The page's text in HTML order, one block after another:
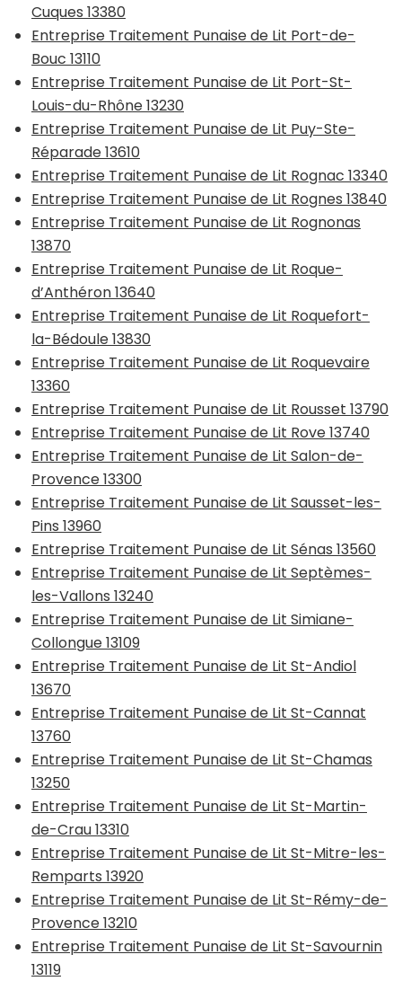
Cuques 13380
Entreprise Traitement Punaise de Lit Port-de-
Bouc 13110
Entreprise Traitement Punaise de Lit Port-St-
Louis-du-Rhône 13230
Entreprise Traitement Punaise de Lit Puy-Ste-
Réparade 13610
Entreprise Traitement Punaise de Lit Rognac 13340
Entreprise Traitement Punaise de Lit Rognes 13840
Entreprise Traitement Punaise de Lit Rognonas
13870
Entreprise Traitement Punaise de Lit Roque-
d’Anthéron 13640
Entreprise Traitement Punaise de Lit Roquefort-
la-Bédoule 13830
Entreprise Traitement Punaise de Lit Roquevaire
13360
Entreprise Traitement Punaise de Lit Rousset 13790
Entreprise Traitement Punaise de Lit Rove 13740
Entreprise Traitement Punaise de Lit Salon-de-
Provence 13300
Entreprise Traitement Punaise de Lit Sausset-les-
Pins 13960
Entreprise Traitement Punaise de Lit Sénas 13560
Entreprise Traitement Punaise de Lit Septèmes-
les-Vallons 13240
Entreprise Traitement Punaise de Lit Simiane-
Collongue 13109
Entreprise Traitement Punaise de Lit St-Andiol
13670
Entreprise Traitement Punaise de Lit St-Cannat
13760
Entreprise Traitement Punaise de Lit St-Chamas
13250
Entreprise Traitement Punaise de Lit St-Martin-
de-Crau 13310
Entreprise Traitement Punaise de Lit St-Mitre-les-
Remparts 13920
Entreprise Traitement Punaise de Lit St-Rémy-de-
Provence 13210
Entreprise Traitement Punaise de Lit St-Savournin
13119